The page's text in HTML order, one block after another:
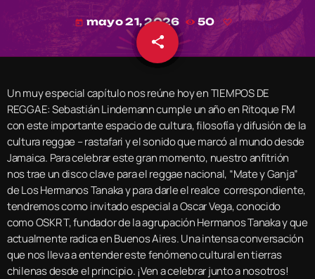
today mayo 21, 2026 50
share
email
Un muy especial capítulo nos reúne hoy en TIEMPOS DE
REGGAE: Sebastián Lindemann cumple un año en Ritoque FM
con este importante espacio de cultura, filosofía y difusión de la
cultura reggae – rastafari y el sonido que marcó al mundo desde
Jamaica. Para celebrar este gran momento, nuestro anfitrión
nos trae un disco clave para el reggae nacional, “Mate y Ganja”
de Los Hermanos Tanaka y para darle el realce correspondiente,
tendremos como invitado especial a Oscar Vega, conocido
como OSKR T, fundador de la agrupación Hermanos Tanaka y que
actualmente radica en Buenos Aires. Una intensa conversación
que nos lleva a entender este fenómeno cultural en tierras
chilenas desde el principio. ¡Ven a celebrar junto a nosotros!